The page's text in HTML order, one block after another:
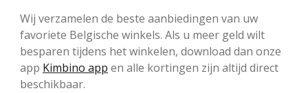
Wij verzamelen de beste aanbiedingen van uw
favoriete Belgische winkels. Als u meer geld wilt
besparen tijdens het winkelen, download dan onze
app Kimbino app en alle kortingen zijn altijd direct
beschikbaar.